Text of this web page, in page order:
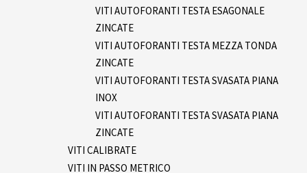
VITI AUTOFORANTI TESTA ESAGONALE
ZINCATE
VITI AUTOFORANTI TESTA MEZZA TONDA
ZINCATE
VITI AUTOFORANTI TESTA SVASATA PIANA
INOX
VITI AUTOFORANTI TESTA SVASATA PIANA
ZINCATE
VITI CALIBRATE
VITI IN PASSO METRICO